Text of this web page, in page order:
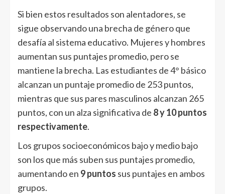
Si bien estos resultados son alentadores, se
sigue observando una brecha de género que
desafía al sistema educativo. Mujeres y hombres
aumentan sus puntajes promedio, pero se
mantiene la brecha. Las estudiantes de 4° básico
alcanzan un puntaje promedio de 253 puntos,
mientras que sus pares masculinos alcanzan 265
puntos, con un alza significativa de 8 y 10 puntos
respectivamente.
Los grupos socioeconómicos bajo y medio bajo
son los que más suben sus puntajes promedio,
aumentando en 9 puntos sus puntajes en ambos
grupos.